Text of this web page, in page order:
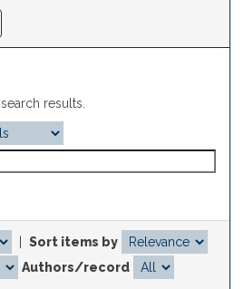
results.
Sort items by
Authors/record